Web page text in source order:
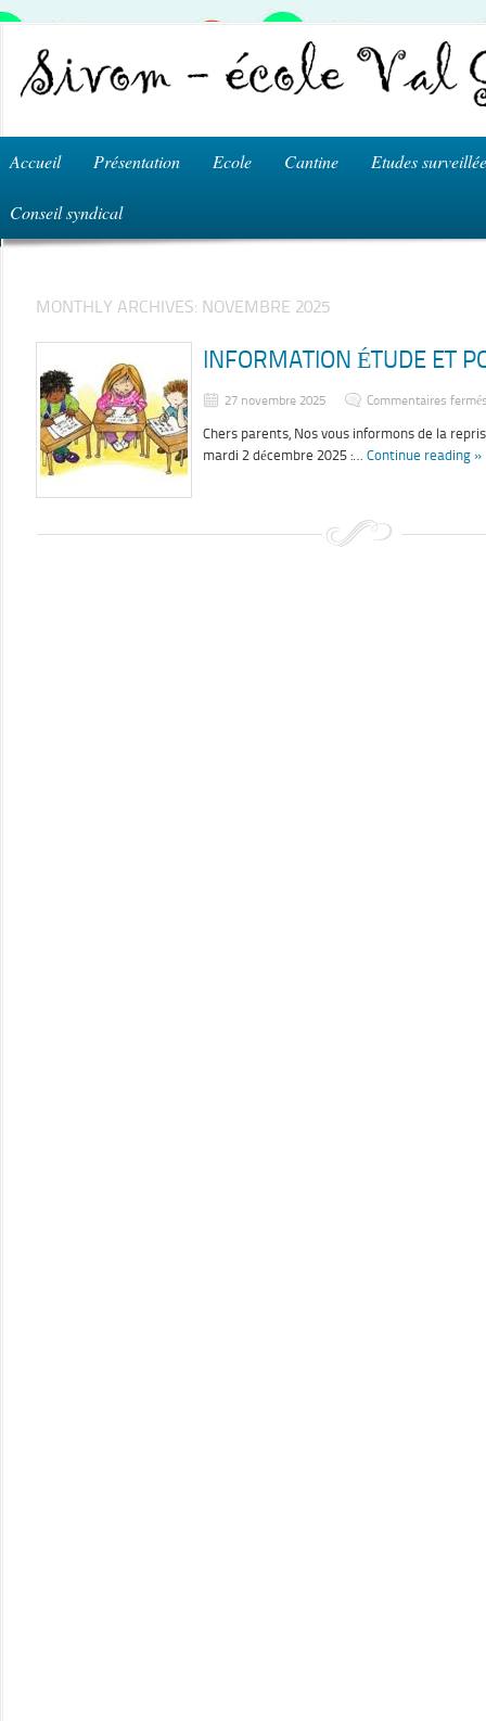
Accueil Présentation Ecole Cantine Etudes
Conseil syndical
MONTHLY ARCHIVES: NOVEMBRE 2025
INFORMATION ÉTUDE ET
27 novembre 2025 Commentaires
Chers parents, Nos vous informons de la
mardi 2 décembre 2025 :… Continue reading »